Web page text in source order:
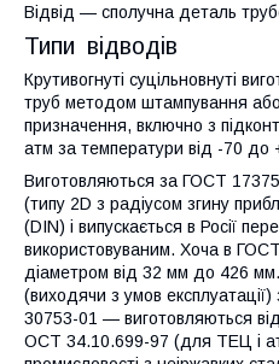
Відвід — сполучна деталь
Типи відводів
Крутивогнуті суцільновнуті
труб методом штампування
призначення, включно з
атм за температури від -70 до
Виготовляються за ГОСТ
(типу 2D з радіусом згину
(DIN) і випускається в Росії
використовуваним. Хоча в
діаметром від 32 мм до 426
(виходячи з умов
30753-01 — виготовляються
ОСТ 34.10.699-97 (для ТЕЦ і